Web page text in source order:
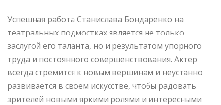
Успешная работа Станислава Бондаренко на
театральных подмостках является не только
заслугой его таланта, но и результатом упорного
труда и постоянного совершенствования. Актер
всегда стремится к новым вершинам и неустанно
развивается в своем искусстве, чтобы радовать
зрителей новыми яркими ролями и интересными